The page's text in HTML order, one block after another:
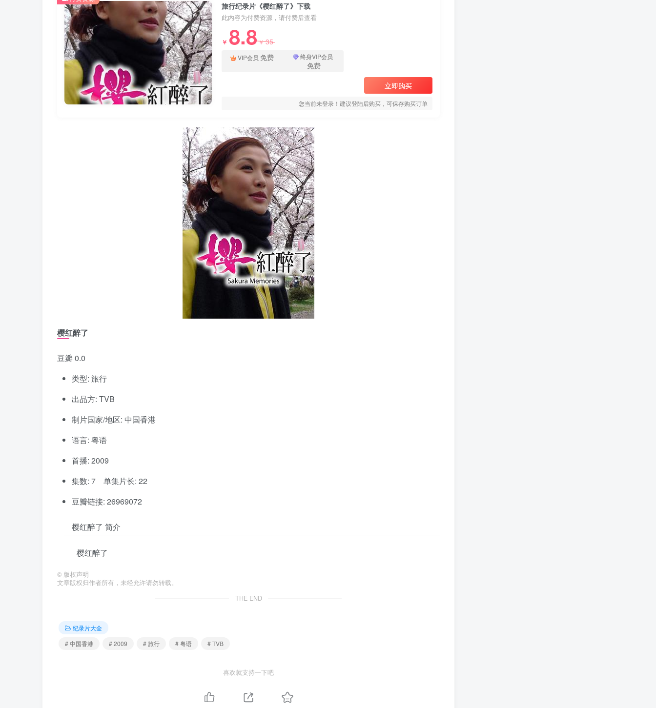
旅行纪录片《樱红醉了》下载
此内容为付费资源，请付费后查看
￥ 8.8￥35
VIP会员 免费 终身VIP会员
免费
立即购买
您当前未登录！建议登陆后购买，可保存购买订单
樱红醉了
豆瓣 0.0
类型: 旅行
出品方: TVB
制片国家/地区: 中国香港
语言: 粤语
首播: 2009
集数: 7 单集片长: 22
豆瓣链接: 26969072
樱红醉了 简介
樱红醉了
© 版权声明
文章版权归作者所有，未经允许请勿转载。
THE END
纪录片大全
# 中国香港
# 2009 # 旅行 # 粤语 # TVB
喜欢就支持一下吧